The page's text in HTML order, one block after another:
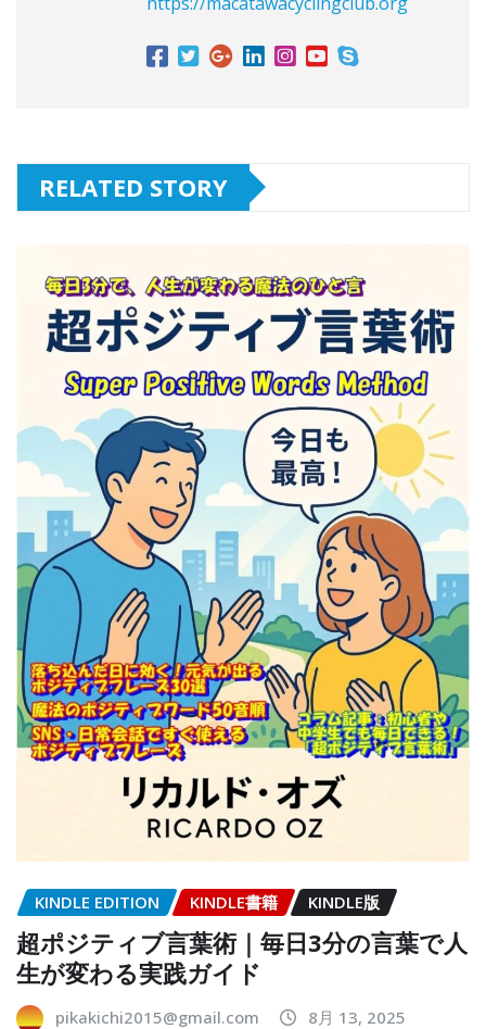
RELATED STORY
KINDLE EDITION KINDLE書籍 KINDLE版
超ポジティブ言葉術｜毎日3分の言葉で人
生が変わる実践ガイド
pikakichi2015@gmail.com 8月 13, 2025